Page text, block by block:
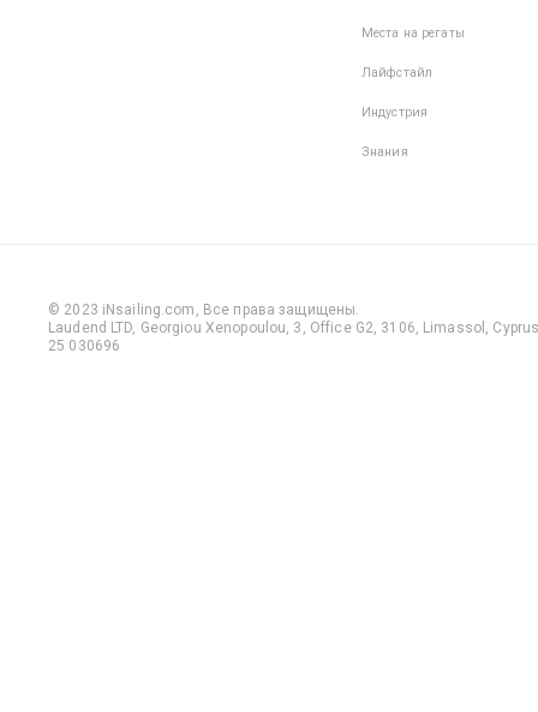
Места на регаты
Лайфстайл
Индустрия
Знания
© 2023 iNsailing.com, Все права защищены.
Laudend LTD, Georgiou Xenopoulou, 3, Office G2, 3106, Limassol,
25 030696